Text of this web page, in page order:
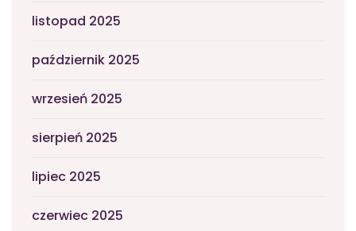
listopad 2025
październik 2025
wrzesień 2025
sierpień 2025
lipiec 2025
czerwiec 2025